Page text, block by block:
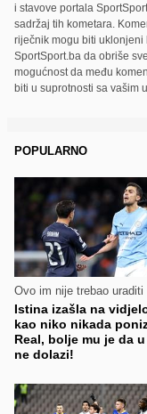
i stavove portala
sadržaj tih kometara.
riječnik mogu biti
SportSport.ba da obriše
mogućnost da među
biti u suprotnosti sa vašim
POPULARNO
Ovo im nije trebao uraditi
Istina izašla na
kao niko nikada
Real, bolje mu je da
ne dolazi!